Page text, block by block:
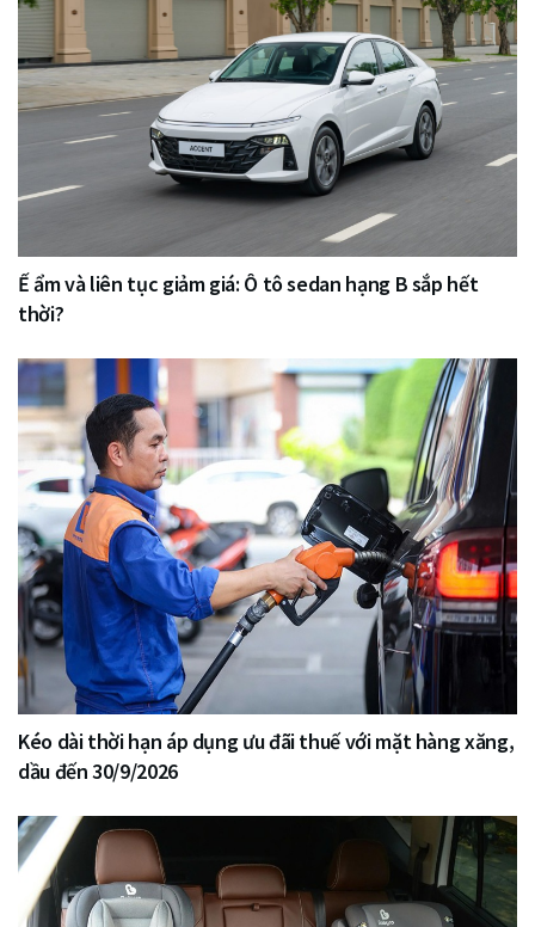
Ế ẩm và liên tục giảm giá: Ô tô sedan hạng B sắp hết
thời?
Kéo dài thời hạn áp dụng ưu đãi thuế với mặt hàng xăng,
dầu đến 30/9/2026